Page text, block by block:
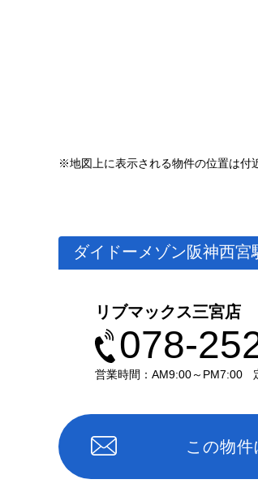
※地図上に表示される物件の位置は付
ダイドーメゾン阪神西
リブマックス三宮店
078-
営業時間：AM9:00～PM7:00
この物